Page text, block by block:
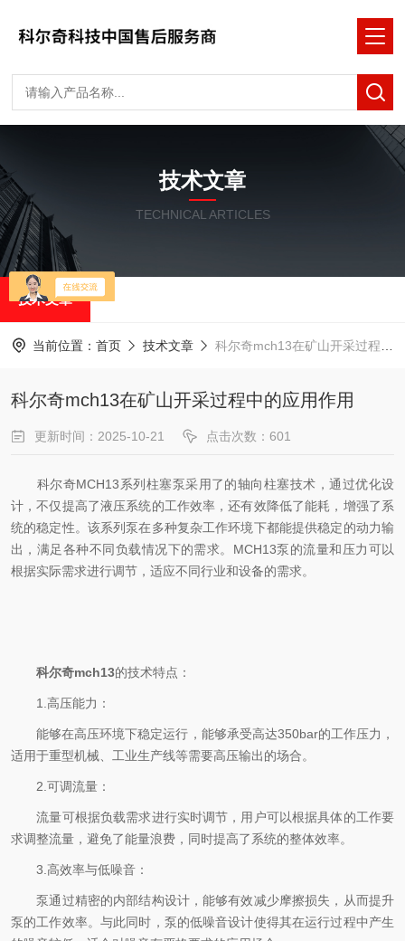
技术文章
TECHNICAL ARTICLES
技术文章
当前位置： 首页 技术文章 科尔奇mch13在矿山开采过程中的应用作用
科尔奇mch13在矿山开采过程中的应用作用
更新时间：2025-10-21 点击次数：601
科尔奇MCH13系列柱塞泵采用了的轴向柱塞技术，通过优化设
计，不仅提高了液压系统的工作效率，还有效降低了能耗，增强了系
统的稳定性。该系列泵在多种复杂工作环境下都能提供稳定的动力输
出，满足各种不同负载情况下的需求。MCH13泵的流量和压力可以
根据实际需求进行调节，适应不同行业和设备的需求。
科尔奇mch13的技术特点：
1.高压能力：
能够在高压环境下稳定运行，能够承受高达350bar的工作压力，
适用于重型机械、工业生产线等需要高压输出的场合。
2.可调流量：
流量可根据负载需求进行实时调节，用户可以根据具体的工作要
求调整流量，避免了能量浪费，同时提高了系统的整体效率。
3.高效率与低噪音：
泵通过精密的内部结构设计，能够有效减少摩擦损失，从而提升
泵的工作效率。与此同时，泵的低噪音设计使得其在运行过程中产生